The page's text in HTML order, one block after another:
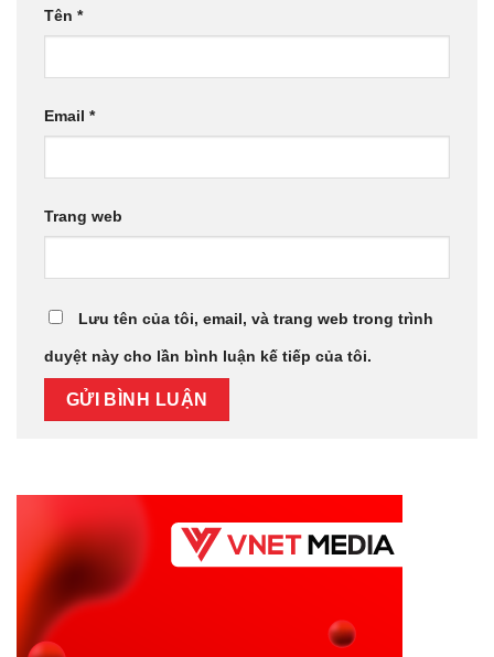
Tên *
Email *
Trang web
Lưu tên của tôi, email, và trang web trong trình
duyệt này cho lần bình luận kế tiếp của tôi.